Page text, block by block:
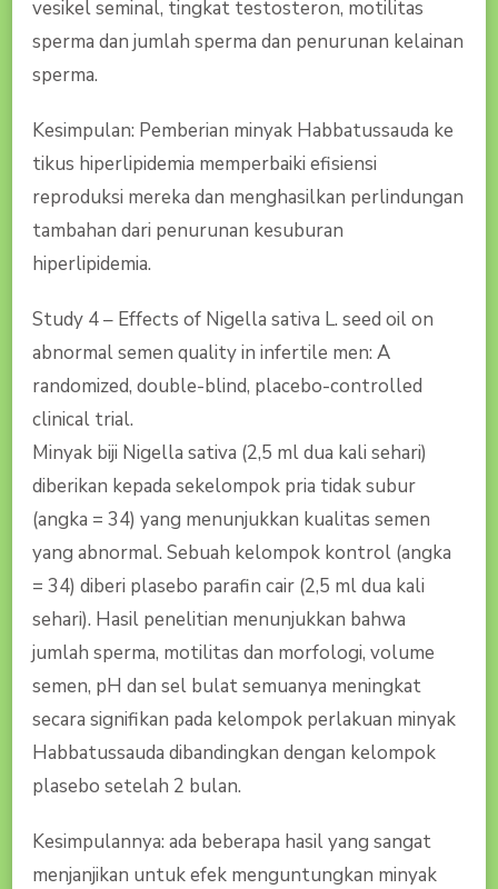
vesikel seminal, tingkat testosteron, motilitas
sperma dan jumlah sperma dan penurunan kelainan
sperma.
Kesimpulan: Pemberian minyak Habbatussauda ke
tikus hiperlipidemia memperbaiki efisiensi
reproduksi mereka dan menghasilkan perlindungan
tambahan dari penurunan kesuburan
hiperlipidemia.
Study 4 – Effects of Nigella sativa L. seed oil on
abnormal semen quality in infertile men: A
randomized, double-blind, placebo-controlled
clinical trial.
Minyak biji Nigella sativa (2,5 ml dua kali sehari)
diberikan kepada sekelompok pria tidak subur
(angka = 34) yang menunjukkan kualitas semen
yang abnormal. Sebuah kelompok kontrol (angka
= 34) diberi plasebo parafin cair (2,5 ml dua kali
sehari). Hasil penelitian menunjukkan bahwa
jumlah sperma, motilitas dan morfologi, volume
semen, pH dan sel bulat semuanya meningkat
secara signifikan pada kelompok perlakuan minyak
Habbatussauda dibandingkan dengan kelompok
plasebo setelah 2 bulan.
Kesimpulannya: ada beberapa hasil yang sangat
menjanjikan untuk efek menguntungkan minyak